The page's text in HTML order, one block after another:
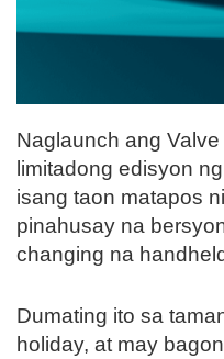
Naglaunch ang
limitadong edisyon ng
isang taon matapos
pinahusay na
changing na
Dumating ito sa
holiday, at may